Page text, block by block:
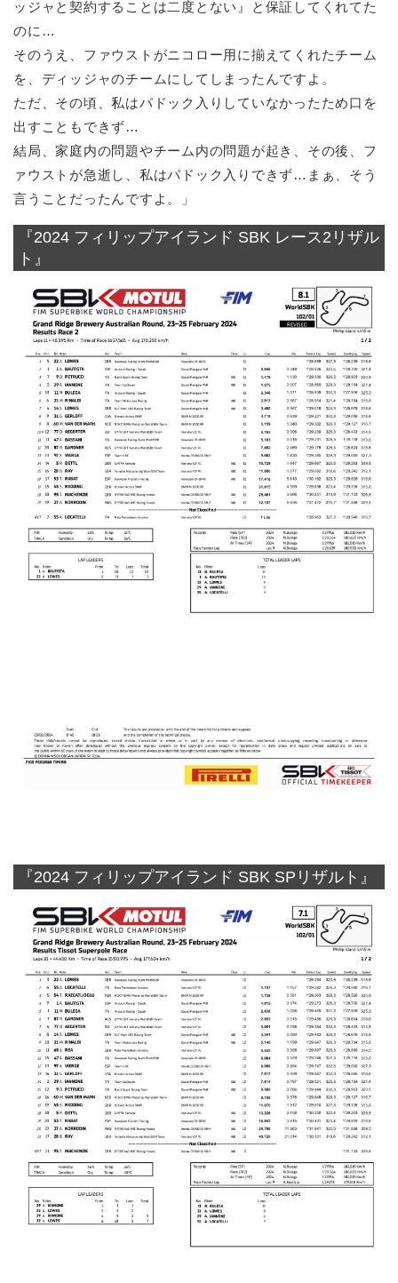
ッジャと契約することは二度とない』と保証してくれてた
のに…
そのうえ、ファウストがニコロー用に揃えてくれたチーム
を、ディッジャのチームにしてしまったんですよ。
ただ、その頃、私はパドック入りしていなかったため口を
出すこともできず…
結局、家庭内の問題やチーム内の問題が起き、その後、フ
ァウストが急逝し、私はパドック入りできず…まぁ、そう
言うことだったんですよ。」
『2024 フィリップアイランド SBK レース2リザル
ト』
『2024 フィリップアイランド SBK SPリザルト』